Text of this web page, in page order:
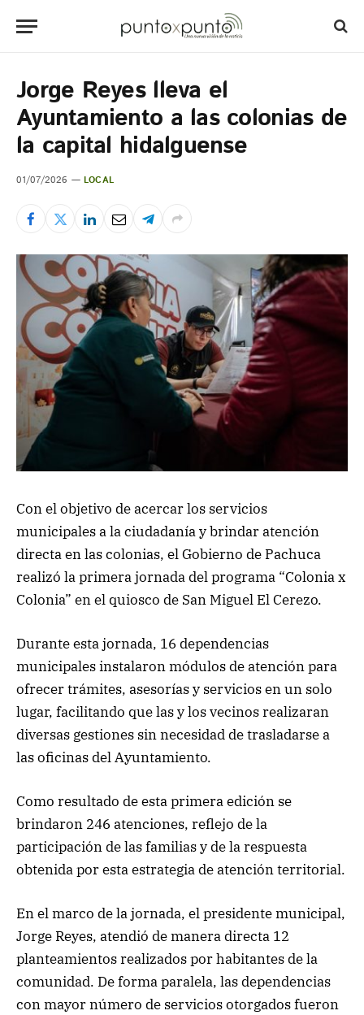
Jorge Reyes lleva el
Ayuntamiento a las colonias de
la capital hidalguense
01/07/2026 LOCAL
Con el objetivo de acercar los servicios
municipales a la ciudadanía y brindar atención
directa en las colonias, el Gobierno de Pachuca
realizó la primera jornada del programa “Colonia x
Colonia” en el quiosco de San Miguel El Cerezo.
Durante esta jornada, 16 dependencias
municipales instalaron módulos de atención para
ofrecer trámites, asesorías y servicios en un solo
lugar, facilitando que las y los vecinos realizaran
diversas gestiones sin necesidad de trasladarse a
las oficinas del Ayuntamiento.
Como resultado de esta primera edición se
brindaron 246 atenciones, reflejo de la
participación de las familias y de la respuesta
obtenida por esta estrategia de atención territorial.
En el marco de la jornada, el presidente municipal,
Jorge Reyes, atendió de manera directa 12
planteamientos realizados por habitantes de la
comunidad. De forma paralela, las dependencias
con mayor número de servicios otorgados fueron